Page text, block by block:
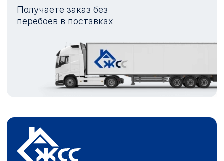
Получаете заказ без
перебоев в поставках